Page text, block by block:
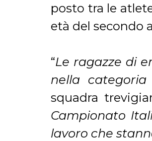
posto tra le
età del secondo
“Le ragazze di
nella categoria
squadra
Campionato
lavoro che